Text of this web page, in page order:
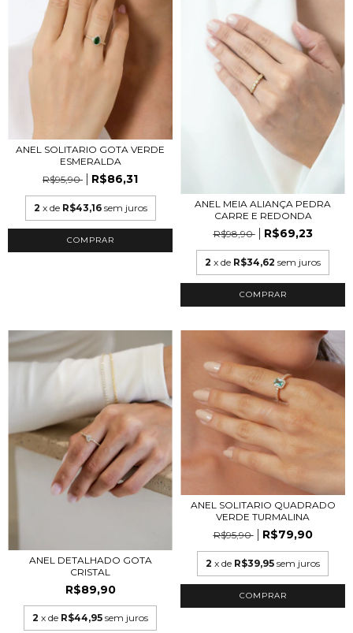
ANEL SOLITARIO GOTA VERDE
ESMERALDA
R$95,90
R$86,31
2 x de R$43,16 sem juros
COMPRAR
ANEL MEIA ALIANÇA PEDRA
CARRE E REDONDA
R$98,90
R$69,23
2 x de R$34,62 sem juros
COMPRAR
ANEL DETALHADO GOTA
CRISTAL
R$89,90
2 x de R$44,95 sem juros
ANEL SOLITARIO QUADRADO
VERDE TURMALINA
R$95,90
R$79,90
2 x de R$39,95 sem juros
COMPRAR